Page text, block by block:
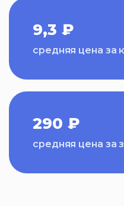
9,3 ₽
средняя цена за
290 ₽
средняя цена за